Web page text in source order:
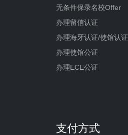
无条件保录名校Offer
办理留信认证
办理海牙认证/使馆认证
办理使馆公证
办理ECE公证
支付方式